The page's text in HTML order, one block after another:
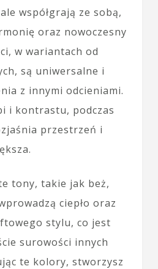
współgrają ze sobą,
oraz nowoczesny
w wariantach od
są uniwersalne i
z innymi odcieniami.
i kontrastu, podczas
przestrzeń i
tony, takie jak beż,
ciepło oraz
stylu, co jest
surowości innych
te kolory, stworzysz